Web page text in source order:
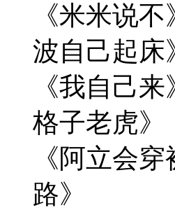
《米米
波自己起床
《我自
格子老虎》
《阿立
路》